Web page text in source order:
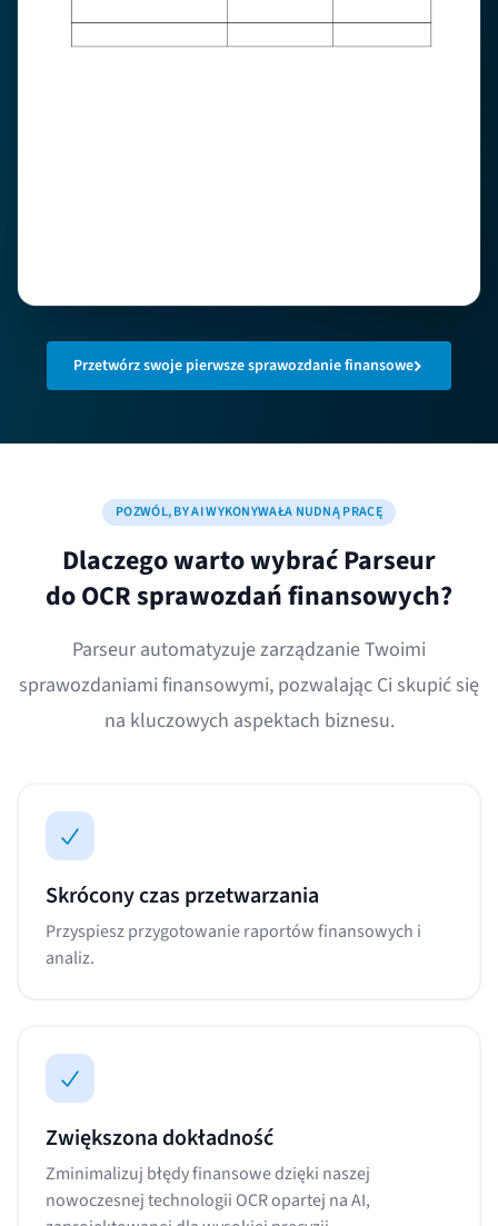
Przetwórz swoje pierwsze sprawozdanie finansowe
POZWÓL, BY AI WYKONYWAŁA NUDNĄ PRACĘ
Dlaczego warto wybrać Parseur
do OCR sprawozdań finansowych?
Parseur automatyzuje zarządzanie Twoimi
sprawozdaniami finansowymi, pozwalając Ci skupić się
na kluczowych aspektach biznesu.
Skrócony czas przetwarzania
Przyspiesz przygotowanie raportów finansowych i
analiz.
Zwiększona dokładność
Zminimalizuj błędy finansowe dzięki naszej
nowoczesnej technologii OCR opartej na AI,